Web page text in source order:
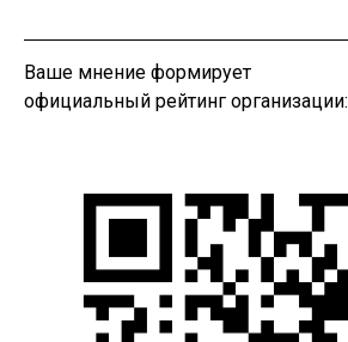
Ваше мнение формирует
официальный рейтинг организации: